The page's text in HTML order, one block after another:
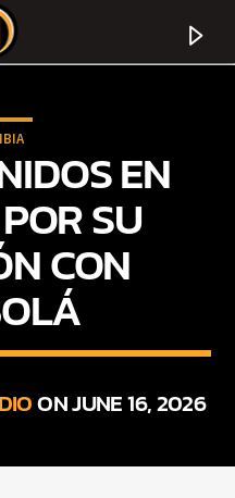
EN
SU
CON
ON JUNE 16, 2026